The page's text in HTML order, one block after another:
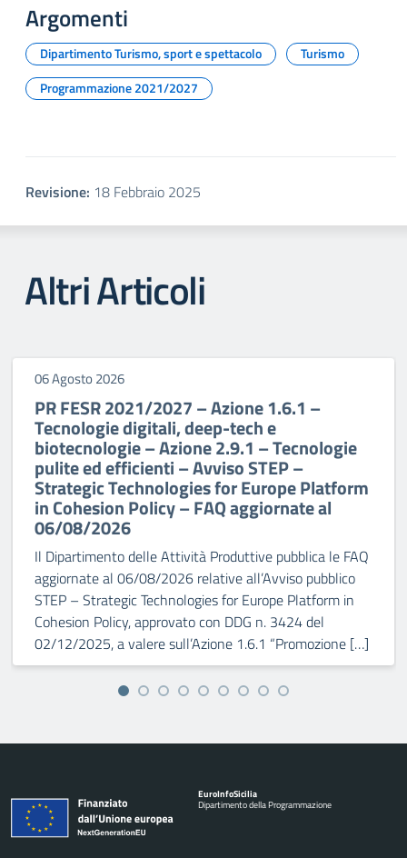
Argomenti
Dipartimento Turismo, sport e spettacolo
Turismo
Programmazione 2021/2027
Revisione: 18 Febbraio 2025
Altri Articoli
06 Agosto 2026
PR FESR 2021/2027 – Azione 1.6.1 –
Tecnologie digitali, deep-tech e
biotecnologie – Azione 2.9.1 – Tecnologie
pulite ed efficienti – Avviso STEP –
Strategic Technologies for Europe Platform
in Cohesion Policy – FAQ aggiornate al
06/08/2026
Il Dipartimento delle Attività Produttive pubblica le FAQ
aggiornate al 06/08/2026 relative all’Avviso pubblico
STEP – Strategic Technologies for Europe Platform in
Cohesion Policy, approvato con DDG n. 3424 del
02/12/2025, a valere sull’Azione 1.6.1 “Promozione […]
EuroInfoSicilia
Dipartimento della Programmazione